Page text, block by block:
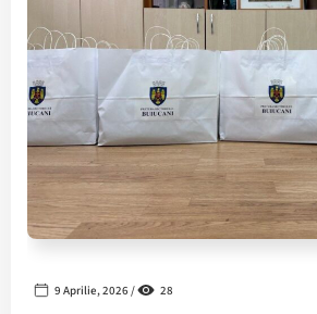
9 Aprilie, 2026 / 28